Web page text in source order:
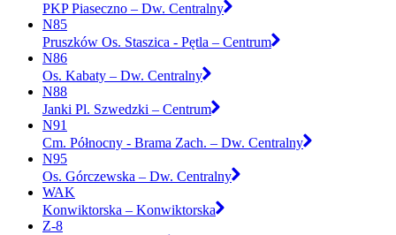
PKP Piaseczno – Dw. Centralny
N85
Pruszków Os. Staszica - Pętla – Centrum
N86
Os. Kabaty – Dw. Centralny
N88
Janki Pl. Szwedzki – Centrum
N91
Cm. Północny - Brama Zach. – Dw. Centralny
N95
Os. Górczewska – Dw. Centralny
WAK
Konwiktorska – Konwiktorska
Z-8